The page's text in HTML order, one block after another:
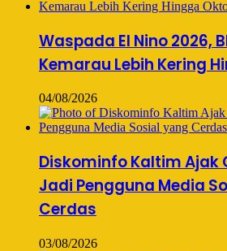
Waspada El Nino 2026,
Kemarau Lebih Kering
04/08/2026
Diskominfo Kaltim Ajak
Jadi Pengguna Media
Cerdas
03/08/2026